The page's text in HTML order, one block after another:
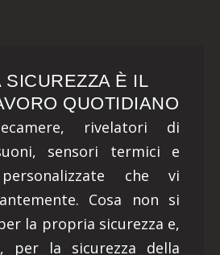
SICUREZZA È IL
QUOTIDIANO
rivelatori di
sensori termici e
che vi
Cosa non si
la propria sicurezza e,
per la sicurezza della